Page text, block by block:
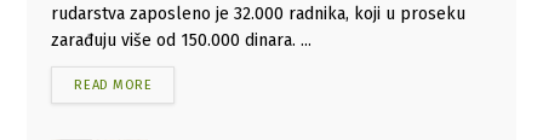
rudarstva zaposleno je 32.000 radnika, koji u proseku
zarađuju više od 150.000 dinara. ...
READ MORE